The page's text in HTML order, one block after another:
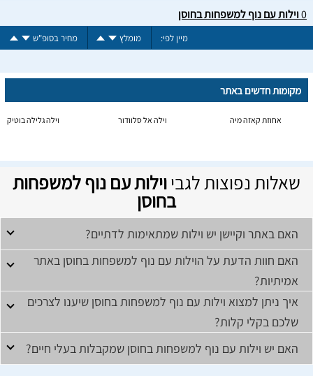
0וילות עם נוף למשפחות בחוסן
מיין לפי: מומלץ מחיר בסופ"ש
מקומות חדשים באתר
אחוזת קאזה מיה וילה אל סלוודור וילה גלילה בוטיק
שאלות נפוצות לגביוילות עם נוף למשפחות
בחוסן
האם באתר וקיישן יש וילות שמתאימות לדתיים?
האם חוות הדעת על הוילות עם נוף למשפחות בחוסן באתר
אמיתיות?
איך ניתן למצוא וילות עם נוף למשפחות בחוסן שיענו לצרכים
שלכם בקלי קלות?
האם יש וילות עם נוף למשפחות בחוסן שמקבלות בעלי חיים?